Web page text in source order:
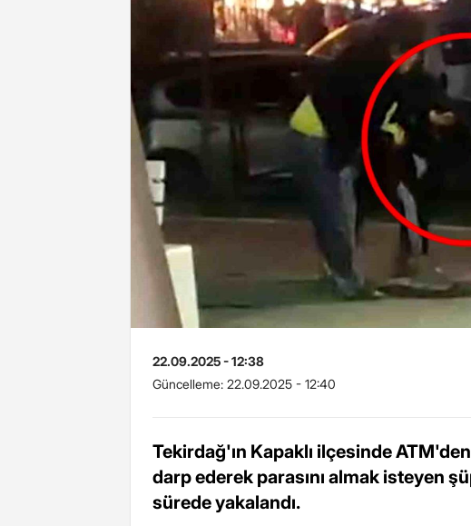
22.09.2025 - 12:38
Güncelleme: 22.09.2025 - 12:40
Tekirdağ'ın Kapaklı ilçesinde
darp ederek parasını almak isteyen
sürede yakalandı.